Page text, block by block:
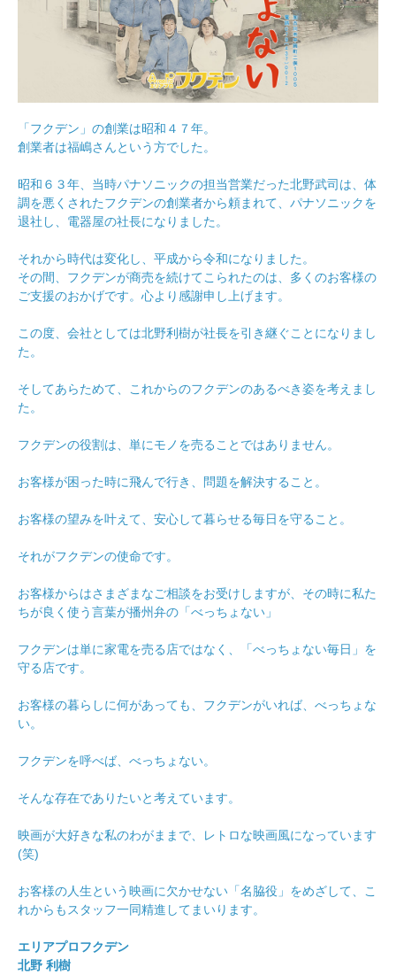
「フクデン」の創業は昭和４７年。
創業者は福嶋さんという方でした。
昭和６３年、当時パナソニックの担当営業だった北野武司は、体
調を悪くされたフクデンの創業者から頼まれて、パナソニックを
退社し、電器屋の社長になりました。
それから時代は変化し、平成から令和になりました。
その間、フクデンが商売を続けてこられたのは、多くのお客様の
ご支援のおかげです。心より感謝申し上げます。
この度、会社としては北野利樹が社長を引き継ぐことになりまし
た。
そしてあらためて、これからのフクデンのあるべき姿を考えまし
た。
フクデンの役割は、単にモノを売ることではありません。
お客様が困った時に飛んで行き、問題を解決すること。
お客様の望みを叶えて、安心して暮らせる毎日を守ること。
それがフクデンの使命です。
お客様からはさまざまなご相談をお受けしますが、その時に私た
ちが良く使う言葉が播州弁の「べっちょない」
フクデンは単に家電を売る店ではなく、「べっちょない毎日」を
守る店です。
お客様の暮らしに何があっても、フクデンがいれば、べっちょな
い。
フクデンを呼べば、べっちょない。
そんな存在でありたいと考えています。
映画が大好きな私のわがままで、レトロな映画風になっています
(笑)
お客様の人生という映画に欠かせない「名脇役」をめざして、こ
れからもスタッフ一同精進してまいります。
エリアプロフクデン
北野 利樹